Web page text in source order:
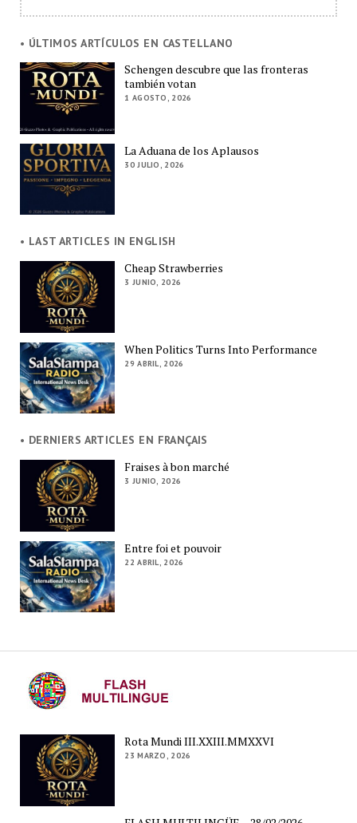
• ÚLTIMOS ARTÍCULOS EN CASTELLANO
Schengen descubre que las fronteras
también votan
1 AGOSTO, 2026
La Aduana de los Aplausos
30 JULIO, 2026
• LAST ARTICLES IN ENGLISH
Cheap Strawberries
3 JUNIO, 2026
When Politics Turns Into Performance
29 ABRIL, 2026
• DERNIERS ARTICLES EN FRANÇAIS
Fraises à bon marché
3 JUNIO, 2026
Entre foi et pouvoir
22 ABRIL, 2026
Rota Mundi III.XXIII.MMXXVI
23 MARZO, 2026